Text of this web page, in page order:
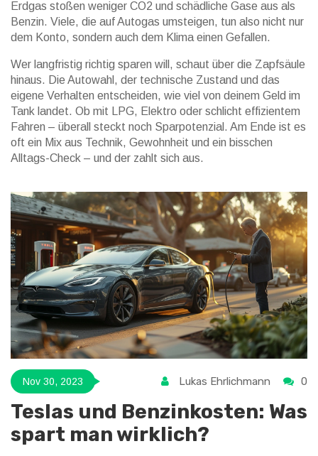
Erdgas stoßen weniger CO2 und schädliche Gase aus als
Benzin. Viele, die auf Autogas umsteigen, tun also nicht nur
dem Konto, sondern auch dem Klima einen Gefallen.
Wer langfristig richtig sparen will, schaut über die Zapfsäule
hinaus. Die Autowahl, der technische Zustand und das
eigene Verhalten entscheiden, wie viel von deinem Geld im
Tank landet. Ob mit LPG, Elektro oder schlicht effizientem
Fahren – überall steckt noch Sparpotenzial. Am Ende ist es
oft ein Mix aus Technik, Gewohnheit und ein bisschen
Alltags-Check – und der zahlt sich aus.
Nov 30, 2023 Lukas Ehrlichmann 0
Teslas und Benzinkosten: Was
spart man wirklich?